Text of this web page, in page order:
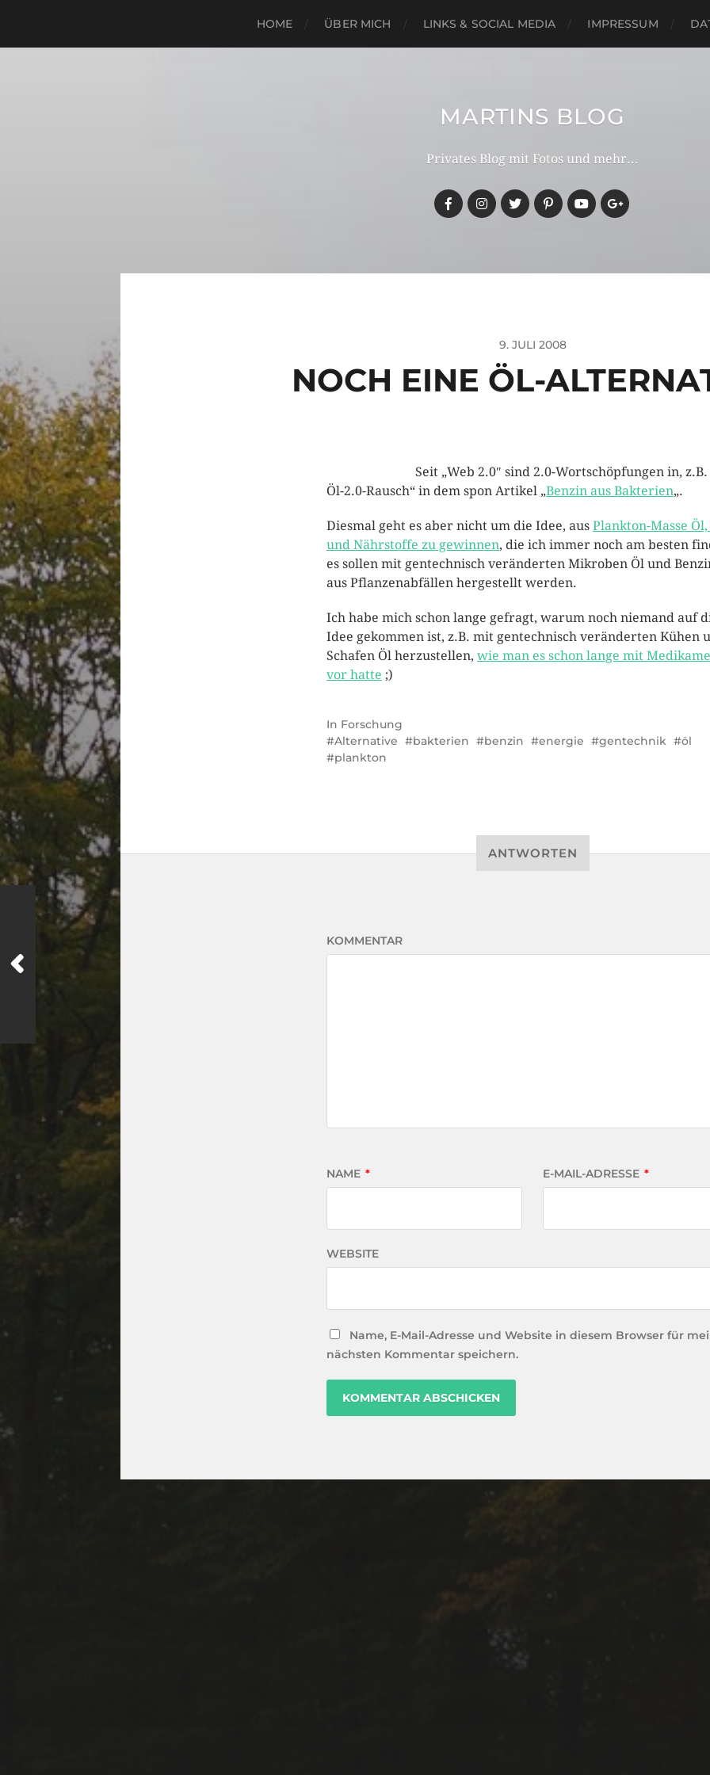
HOME ÜBER MICH LINKS & SOCIAL MEDIA IMPRESSUM
MARTINS BLOG
Privates Blog mit Fotos und mehr...
9. JULI 2008
NOCH EINE ÖL-
Seit „Web 2.0″ sind 2.0-Wortschöpfungen in,
Öl-2.0-Rausch“ in dem spon Artikel „Benzin aus Bakterien„.
Diesmal geht es aber nicht um die Idee, aus Plankton-Masse Öl,
und Nährstoffe zu gewinnen, die ich immer noch am besten
es sollen mit gentechnisch veränderten Mikroben Öl und
aus Pflanzenabfällen hergestellt werden.
Ich habe mich schon lange gefragt, warum noch niemand auf
Idee gekommen ist, z.B. mit gentechnisch veränderten Kühen
Schafen Öl herzustellen, wie man es schon lange mit
vor hatte ;)
In Forschung
Alternative
bakterien benzin energie gentechnik
öl
plankton
ANTWORTEN
KOMMENTAR
NAME * E-MAIL-ADRESSE *
WEBSITE
Name, E-Mail-Adresse und Website in diesem Browser für
nächsten Kommentar speichern.